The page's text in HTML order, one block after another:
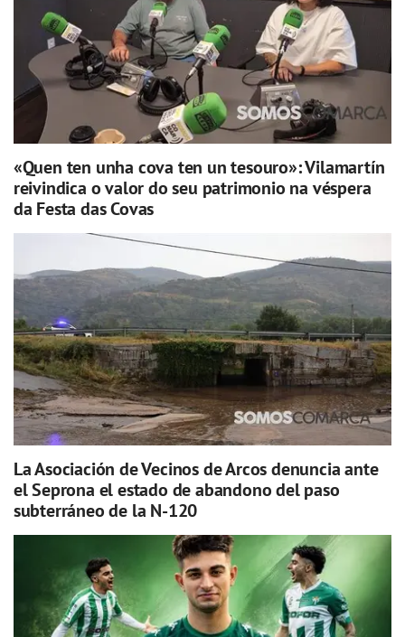
«Quen ten unha cova ten un tesouro»: Vilamartín
reivindica o valor do seu patrimonio na véspera
da Festa das Covas
La Asociación de Vecinos de Arcos denuncia ante
el Seprona el estado de abandono del paso
subterráneo de la N-120